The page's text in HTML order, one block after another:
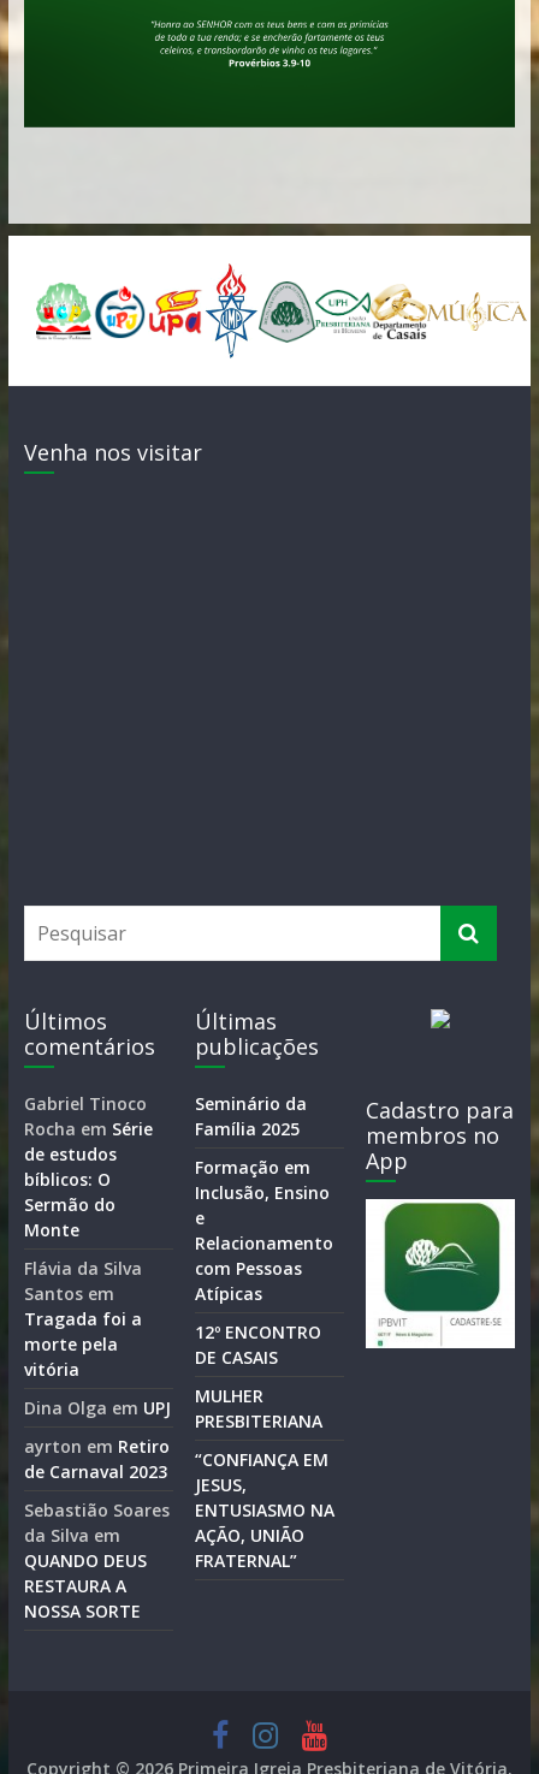
Venha nos visitar
Últimos
comentários
Gabriel Tinoco
Rocha em Série
de estudos
bíblicos: O
Sermão do
Monte
Flávia da Silva
Santosem
Tragada foi a
morte pela
vitória
Dina Olga em UPJ
ayrton em Retiro
de Carnaval 2023
Sebastião Soares
da Silva em
QUANDO DEUS
RESTAURA A
NOSSA SORTE
Últimas
publicações
Seminário da
Família 2025
Formação em
Inclusão, Ensino
e
Relacionamento
com Pessoas
Atípicas
12º ENCONTRO
DE CASAIS
MULHER
PRESBITERIANA
“CONFIANÇA EM
JESUS,
ENTUSIASMO NA
AÇÃO, UNIÃO
FRATERNAL”
Cadastro para
membros no
App
Copyright © 2026 Primeira Igreja Presbiteriana de Vitória.